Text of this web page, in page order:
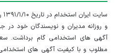
و روزانه مدیران و نویسندگان خود
آگهی های استخدامی گام برداشت.
مطلوب و با کیفیت آگهی های